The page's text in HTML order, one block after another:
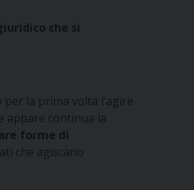
che si
per la prima volta l’agire
appare continua la
forme di
che agiscano